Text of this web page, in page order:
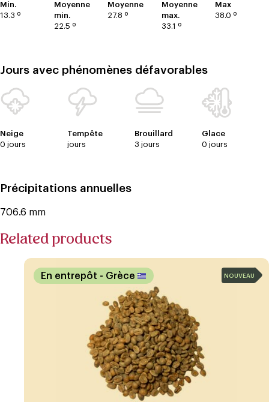
Min.
13.3 º
Moyenne
min.
22.5 º
Moyenne
27.8 º
Moyenne
max.
33.1 º
Max
38.0 º
Jours avec phénomènes défavorables
Neige
0 jours
Tempête
jours
Brouillard
3 jours
Glace
0 jours
Précipitations annuelles
706.6 mm
Related products
En entrepôt - Grèce NOUVEAU